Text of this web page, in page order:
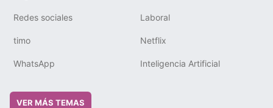
Redes sociales Laboral
timo Netflix
WhatsApp Inteligencia Artificial
VER MÁS TEMAS